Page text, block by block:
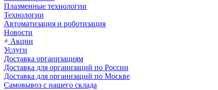
Плазменные технологии
Технологии
Автоматизация и роботизация
Новости
Акции
Услуги
Доставка организациям
Доставка для организаций по России
Доставка для организаций по Москве
Самовывоз с нашего склада